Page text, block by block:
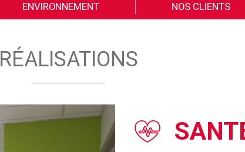
ENVIRONNEMENT NOS CLIENTS
RÉALISATIONS